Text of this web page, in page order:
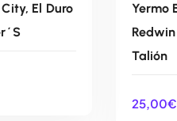
El Duro
Yermo
Talión
25,00€